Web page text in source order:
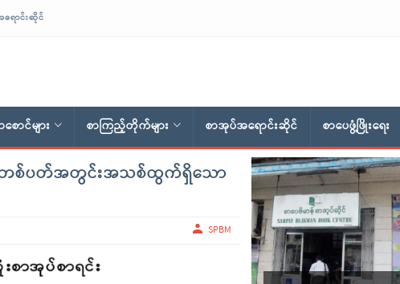
ောင်းဆိုင်
ောင်များ စာကြည့်တိုက်များ စာအုပ်အရောင်းဆိုင် စာပေဖွံ့ဖြိုးရေး
င့် တစ်ပတ်အတွင်းအသစ်ထွက်ရှိသော
SPBM